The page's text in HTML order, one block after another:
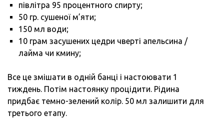
півлітра 95 процентного спирту;
50 гр. сушеної м’яти;
150 мл води;
10 грам засушених цедри чверті апельсина /
лайма чи кмину;
Все це змішати в одній банці і настоювати 1
тиждень. Потім настоянку процідити. Рідина
придбає темно-зелений колір. 50 мл залишити для
третього етапу.